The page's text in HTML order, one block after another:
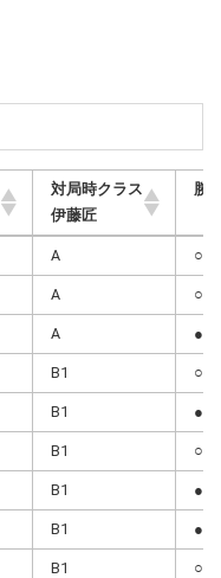
対局時クラス
伊藤匠
勝
対局時クラス
伊藤匠
（
A ○
A ○
A ●
B1 ○
B1 ●
B1 ○
B1 ●
B1 ●
B1 ○